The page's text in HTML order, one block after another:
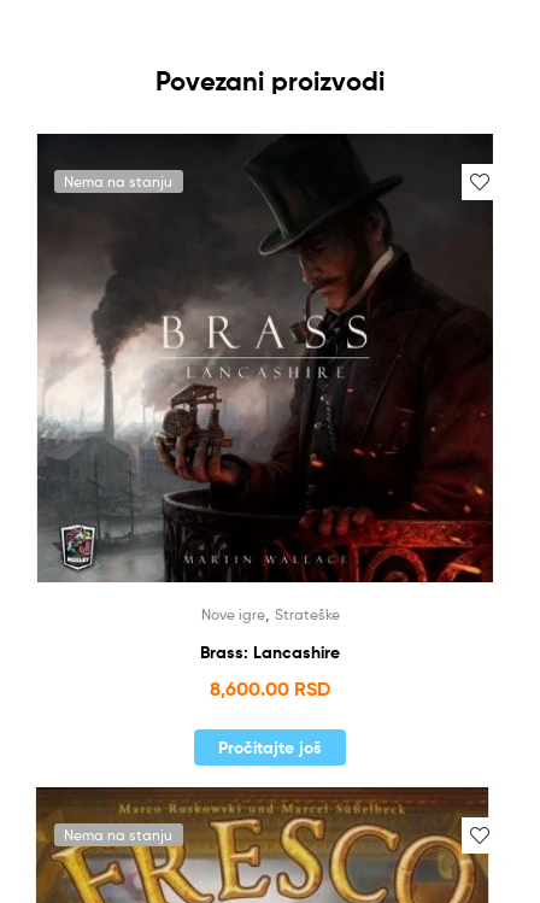
Povezani proizvodi
Nema na stanju
Nove igre, Strateške
Brass: Lancashire
8,600.00 RSD
Pročitajte još
Nema na stanju